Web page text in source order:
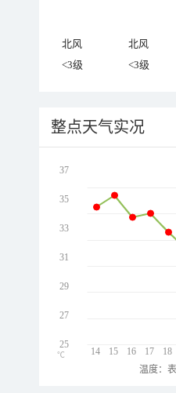
北风 北风
<3级
<3级
整点天气实况
14 15 16 17 18
37
35
33
31
29
27
25
℃
温度：